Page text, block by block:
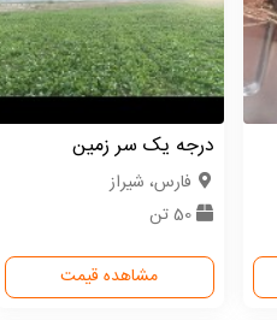
درجه یک سر زمین
فارس، شیراز
50 تن
مشاهده قیمت